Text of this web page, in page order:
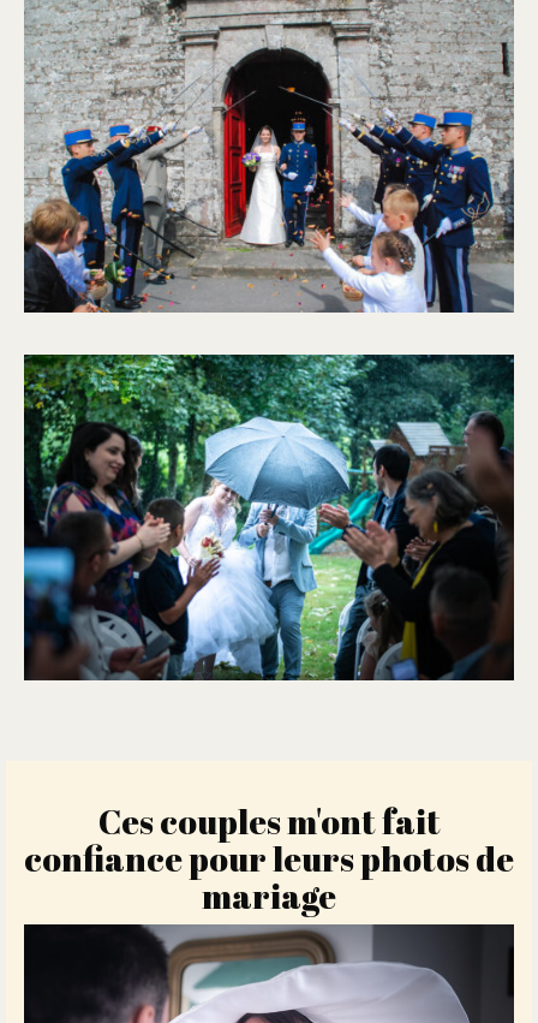
Ces couples m'ont fait
confiance pour leurs photos de
mariage